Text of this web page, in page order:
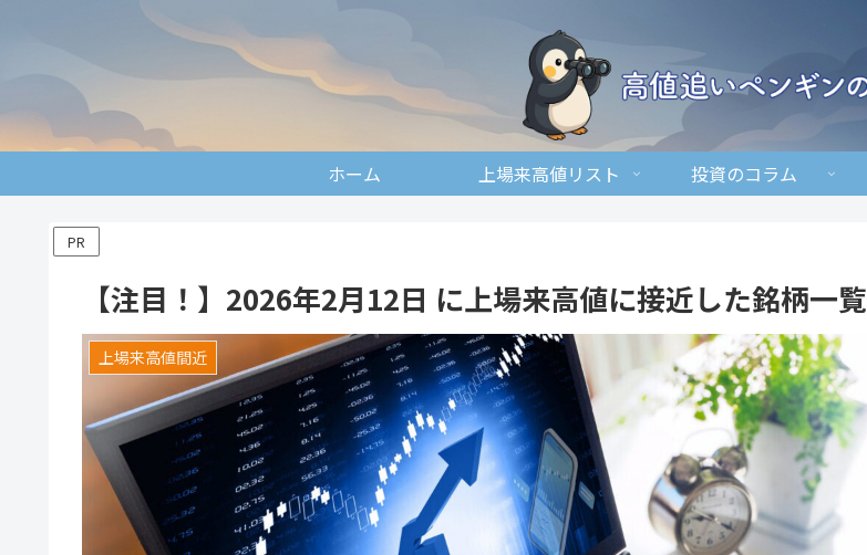
ホーム 上場来高値リスト 投資のコラム
PR
【注目！】2026年2月12日 に上場来高値に接近した銘柄一覧
上場来高値間近